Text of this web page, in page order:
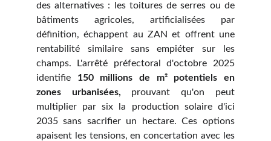
des alternatives : les toitures de serres ou de
bâtiments agricoles, artificialisées par
définition, échappent au ZAN et offrent une
rentabilité similaire sans empiéter sur les
champs. L'arrêté préfectoral d'octobre 2025
identifie 150 millions de m² potentiels en
zones urbanisées, prouvant qu'on peut
multiplier par six la production solaire d'ici
2035 sans sacrifier un hectare. Ces options
apaisent les tensions, en concertation avec les